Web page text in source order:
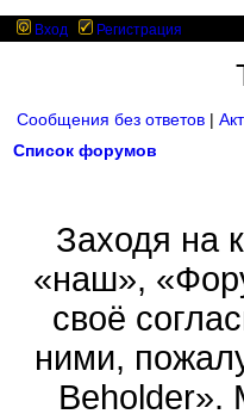
Вход Регистрация
Сообщения без ответов |
Список форумов
Заходя на
«наш»,
своё
ними,
Beholder».